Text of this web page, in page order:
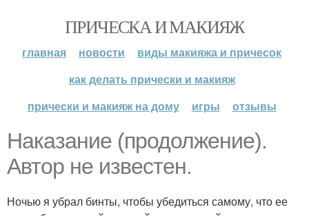
ПРИЧЕСКА И МАКИЯЖ
главная новости
виды макияжа и причесок
как делать прически и макияж
прически и макияж на дому
игры отзывы
Наказание (продолжение).
Автор не известен.
Ночью я убрал бинты, чтобы убедиться самому, что ее